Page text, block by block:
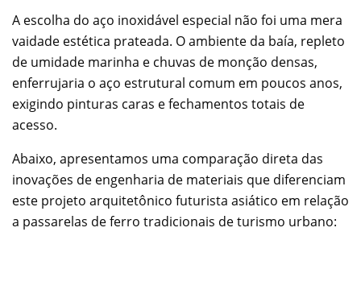
A escolha do aço inoxidável especial não foi uma mera
vaidade estética prateada. O ambiente da baía, repleto
de umidade marinha e chuvas de monção densas,
enferrujaria o aço estrutural comum em poucos anos,
exigindo pinturas caras e fechamentos totais de
acesso.
Abaixo, apresentamos uma comparação direta das
inovações de engenharia de materiais que diferenciam
este projeto arquitetônico futurista asiático em relação
a passarelas de ferro tradicionais de turismo urbano: